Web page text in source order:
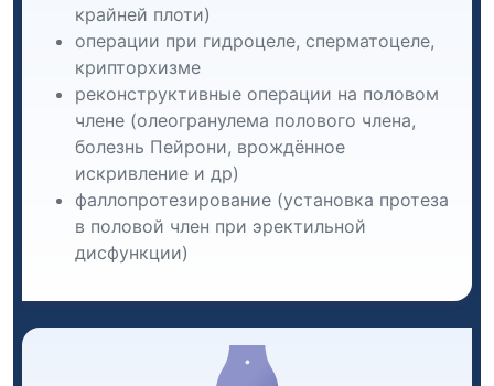
крайней плоти)
операции при гидроцеле, сперматоцеле,
крипторхизме
реконструктивные операции на половом
члене (олеогранулема полового члена,
болезнь Пейрони, врождённое
искривление и др)
фаллопротезирование (установка протеза
в половой член при эректильной
дисфункции)